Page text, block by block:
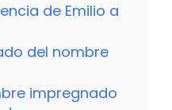
de Emilio a
del nombre
impregnado